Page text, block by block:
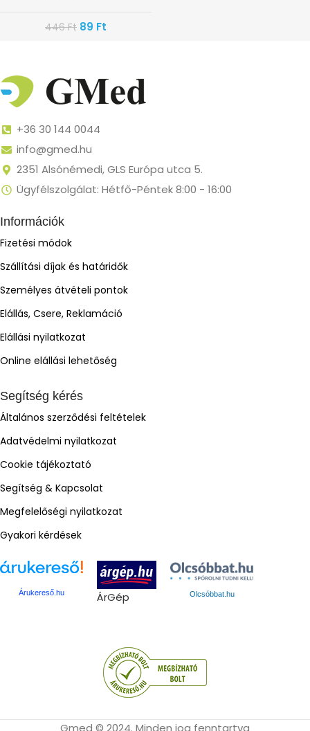
446Ft 89 Ft
+36 30 144 0044
info@gmed.hu
2351 Alsónémedi, GLS Európa utca 5.
Ügyfélszolgálat: Hétfő-Péntek 8:00 - 16:00
Információk
Fizetési módok
Szállítási díjak és határidők
Személyes átvételi pontok
Elállás, Csere, Reklamáció
Elállási nyilatkozat
Online elállási lehetőség
Segítség kérés
Általános szerződési feltételek
Adatvédelmi nyilatkozat
Cookie tájékoztató
Segítség & Kapcsolat
Megfelelőségi nyilatkozat
Gyakori kérdések
Árukereső.hu ÁrGép Olcsóbbat.hu
Gmed © 2024. Minden jog fenntartva